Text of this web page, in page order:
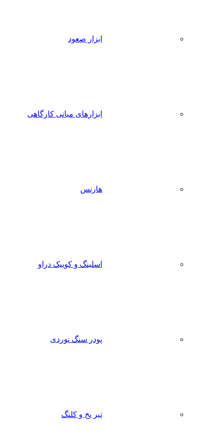
ابزار صعود
ابزارهای میانی کارگاهی
هارنس
اسلینگ و کوییک دراو
پودر سنگ نوردی
تبر یخ و کلنگ